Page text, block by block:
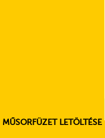
MŰSORFÜZET LETÖLTÉSE